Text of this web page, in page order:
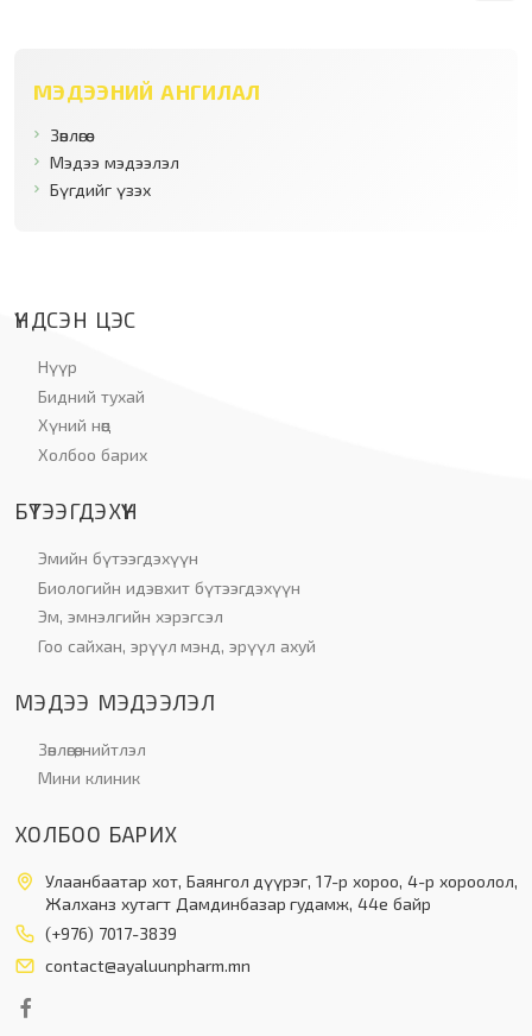
МЭДЭЭНИЙ АНГИЛАЛ
Зөвлөгөө
Мэдээ мэдээлэл
Бүгдийг үзэх
ҮНДСЭН ЦЭС
Нүүр
Бидний тухай
Хүний нөөц
Холбоо барих
БҮТЭЭГДЭХҮҮН
Эмийн бүтээгдэхүүн
Биологийн идэвхит бүтээгдэхүүн
Эм, эмнэлгийн хэрэгсэл
Гоо сайхан, эрүүл мэнд, эрүүл ахуй
МЭДЭЭ МЭДЭЭЛЭЛ
Зөвлөгөө, нийтлэл
Мини клиник
ХОЛБОО БАРИХ
Улаанбаатар хот, Баянгол дүүрэг, 17-р хороо, 4-р хороолол,
Жалханз хутагт Дамдинбазар гудамж, 44е байр
(+976) 7017-3839
contact@ayaluunpharm.mn